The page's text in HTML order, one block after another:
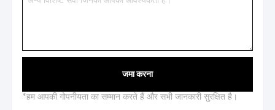
जमा करना
*हम आपकी गोपनीयता का सम्मान करते हैं और सभी जानकारी सुरक्षित है।